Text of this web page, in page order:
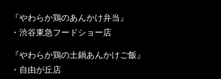
『やわらか鶏のあんかけ弁当』
・渋谷東急フードショー店
『やわらか鶏の土鍋あんかけご飯』
・自由が丘店